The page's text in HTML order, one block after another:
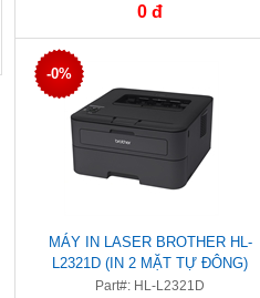
0 đ
-0%
MÁY IN LASER BROTHER HL-
L2321D (IN 2 MẶT TỰ ĐÔNG)
Part#: HL-L2321D